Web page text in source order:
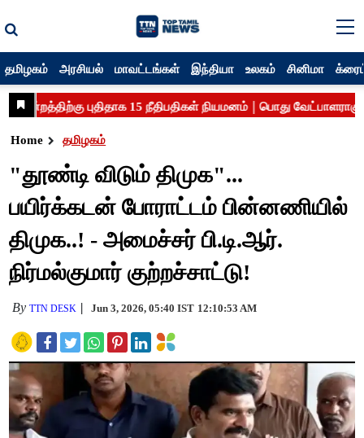
தமிழகம் அரசியல் மாவட்டங்கள் இந்தியா உலகம் சினிமா
Home தமிழகம்
"தூண்டி விடும் திமுக"...
பயிர்க்கடன் போராட்டம் பின்னணியில்
திமுக..! - அமைச்சர் பி.டி.ஆர்.
நிர்மல்குமார் குற்றச்சாட்டு!
ByTTN DESK Jun 3, 2026, 05:40 IST 12:10:53 AM